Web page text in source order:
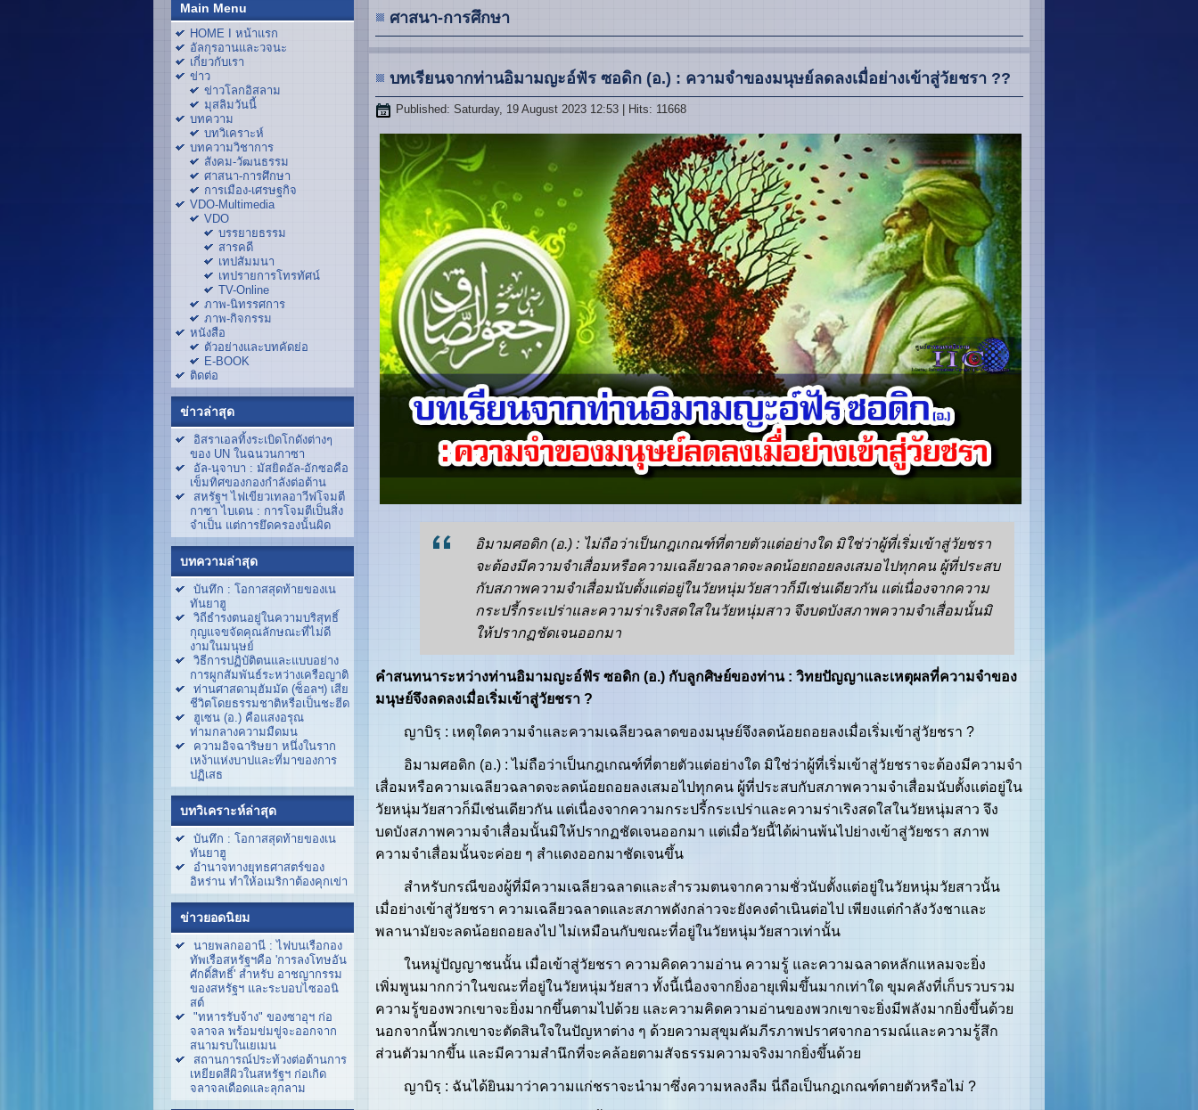
Main Menu
HOME I หน้าแรก
อัลกุรอานและวจนะ
เกี่ยวกับเรา
ข่าว
ข่าวโลกอิสลาม
มุสลิมวันนี้
บทความ
บทวิเคราะห์
บทความวิชาการ
สังคม-วัฒนธรรม
ศาสนา-การศึกษา
การเมือง-เศรษฐกิจ
VDO-Multimedia
VDO
บรรยายธรรม
สารคดี
เทปสัมมนา
เทปรายการโทรทัศน์
TV-Online
ภาพ-นิทรรศการ
ภาพ-กิจกรรม
หนังสือ
ตัวอย่างและบทคัดย่อ
E-BOOK
ติดต่อ
ข่าวล่าสุด
อิสราเอลทิ้งระเบิดโกดังต่างๆ
ของ UN ในฉนวนกาซา
อัล-นุจาบา : มัสยิดอัล-อักซอคือ
เข็มทิศของกองกำลังต่อต้าน
สหรัฐฯ ไฟเขียวเทลอาวีฟโจมตี
กาซา ไบเดน : การโจมตีเป็นสิ่ง
จำเป็น แต่การยึดครองนั้นผิด
บทความล่าสุด
บันทึก : โอกาสสุดท้ายของเน
ทันยาฮู
วิถีธำรงตนอยู่ในความบริสุทธิ์
กุญแจขจัดคุณลักษณะที่ไม่ดี
งามในมนุษย์
วิธีการปฏิบัติตนและแบบอย่าง
การผูกสัมพันธ์ระหว่างเครือญาติ
ท่านศาสดามุฮัมมัด (ซ็อลฯ) เสีย
ชีวิตโดยธรรมชาติหรือเป็นชะฮีด
ฮูเซน (อ.) คือแสงอรุณ
ท่ามกลางความมืดมน
ความอิจฉาริษยา หนึ่งในราก
เหง้าแห่งบาปและที่มาของการ
ปฏิเสธ
บทวิเคราะห์ล่าสุด
บันทึก : โอกาสสุดท้ายของเน
ทันยาฮู
อำนาจทางยุทธศาสตร์ของ
อิหร่าน ทำให้อเมริกาต้องคุกเข่า
ข่าวยอดนิยม
นายพลกออานี : ไฟบนเรือกอง
ทัพเรือสหรัฐฯคือ 'การลงโทษอัน
ศักดิ์สิทธิ์' สำหรับ อาชญากรรม
ของสหรัฐฯ และระบอบไซออนิ
สต์
"ทหารรับจ้าง" ของซาอุฯ ก่อ
จลาจล พร้อมข่มขู่จะออกจาก
สนามรบในเยเมน
สถานการณ์ประท้วงต่อต้านการ
เหยียดสีผิวในสหรัฐฯ ก่อเกิด
จลาจลเดือดและลุกลาม
ศาสนา-การศึกษา
บทเรียนจากท่านอิมามญะอ์ฟัร ซอดิก (อ.) : ความจำของมนุษย์ลดลงเมื่อย่างเข้าสู่วัยชรา ??
Published: Saturday, 19 August 2023 12:53 | Hits: 11668
อิมามศอดิก (อ.) : ไม่ถือว่าเป็นกฎเกณฑ์ที่ตายตัวแต่อย่างใด มิใช่ว่าผู้ที่เริ่มเข้าสู่วัยชรา
จะต้องมีความจำเสื่อมหรือความเฉลียวฉลาดจะลดน้อยถอยลงเสมอไปทุกคน ผู้ที่ประสบ
กับสภาพความจำเสื่อมนับตั้งแต่อยู่ในวัยหนุ่มวัยสาวก็มีเช่นเดียวกัน แต่เนื่องจากความ
กระปรี้กระเปร่าและความร่าเริงสดใสในวัยหนุ่มสาว จึงบดบังสภาพความจำเสื่อมนั้นมิ
ให้ปรากฏชัดเจนออกมา
คำสนทนาระหว่างท่านอิมามญะอ์ฟัร ซอดิก (อ.) กับลูกศิษย์ของท่าน : วิทยปัญญาและเหตุผลที่ความจำของ
มนุษย์จึงลดลงเมื่อเริ่มเข้าสู่วัยชรา ?
ญาบิรฺ : เหตุใดความจำและความเฉลียวฉลาดของมนุษย์จึงลดน้อยถอยลงเมื่อเริ่มเข้าสู่วัยชรา ?
อิมามศอดิก (อ.) : ไม่ถือว่าเป็นกฎเกณฑ์ที่ตายตัวแต่อย่างใด มิใช่ว่าผู้ที่เริ่มเข้าสู่วัยชราจะต้องมีความจำ
เสื่อมหรือความเฉลียวฉลาดจะลดน้อยถอยลงเสมอไปทุกคน ผู้ที่ประสบกับสภาพความจำเสื่อมนับตั้งแต่อยู่ใน
วัยหนุ่มวัยสาวก็มีเช่นเดียวกัน แต่เนื่องจากความกระปรี้กระเปร่าและความร่าเริงสดใสในวัยหนุ่มสาว จึง
บดบังสภาพความจำเสื่อมนั้นมิให้ปรากฏชัดเจนออกมา แต่เมื่อวัยนี้ได้ผ่านพ้นไปย่างเข้าสู่วัยชรา สภาพ
ความจำเสื่อมนั้นจะค่อย ๆ สำแดงออกมาชัดเจนขึ้น
สำหรับกรณีของผู้ที่มีความเฉลียวฉลาดและสำรวมตนจากความชั่วนับตั้งแต่อยู่ในวัยหนุ่มวัยสาวนั้น
เมื่อย่างเข้าสู่วัยชรา ความเฉลียวฉลาดและสภาพดังกล่าวจะยังคงดำเนินต่อไป เพียงแต่กำลังวังชาและ
พลานามัยจะลดน้อยถอยลงไป ไม่เหมือนกับขณะที่อยู่ในวัยหนุ่มวัยสาวเท่านั้น
ในหมู่ปัญญาชนนั้น เมื่อเข้าสู่วัยชรา ความคิดความอ่าน ความรู้ และความฉลาดหลักแหลมจะยิ่ง
เพิ่มพูนมากกว่าในขณะที่อยู่ในวัยหนุ่มวัยสาว ทั้งนี้เนื่องจากยิ่งอายุเพิ่มขึ้นมากเท่าใด ขุมคลังที่เก็บรวบรวม
ความรู้ของพวกเขาจะยิ่งมากขึ้นตามไปด้วย และความคิดความอ่านของพวกเขาจะยิ่งมีพลังมากยิ่งขึ้นด้วย
นอกจากนี้พวกเขาจะตัดสินใจในปัญหาต่าง ๆ ด้วยความสุขุมคัมภีรภาพปราศจากอารมณ์และความรู้สึก
ส่วนตัวมากขึ้น และมีความสำนึกที่จะคล้อยตามสัจธรรมความจริงมากยิ่งขึ้นด้วย
ญาบิรฺ : ฉันได้ยินมาว่าความแก่ชราจะนำมาซึ่งความหลงลืม นี่ถือเป็นกฎเกณฑ์ตายตัวหรือไม่ ?